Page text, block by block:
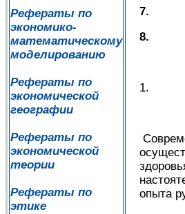
Рефераты по
экономико-
математическому
моделированию
Рефераты по
экономической
географии
Рефераты по
экономической
теории
Рефераты по
этике
7.
8.
1.
опыта